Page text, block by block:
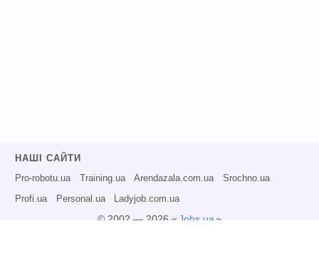
НАШІ САЙТИ
Pro-robotu.ua Training.ua Arendazala.com.ua Srochno.ua
Profi.ua Personal.ua Ladyjob.com.ua
© 2002 — 2026 « Jobs.ua»